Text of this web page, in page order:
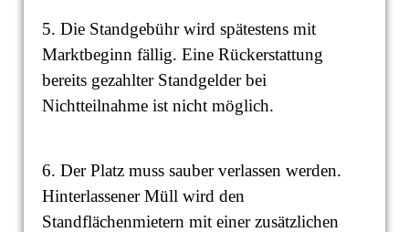
5. Die Standgebühr wird spätestens mit
Marktbeginn fällig. Eine Rückerstattung
bereits gezahlter Standgelder bei
Nichtteilnahme ist nicht möglich.
6. Der Platz muss sauber verlassen werden.
Hinterlassener Müll wird den
Standflächenmietern mit einer zusätzlichen